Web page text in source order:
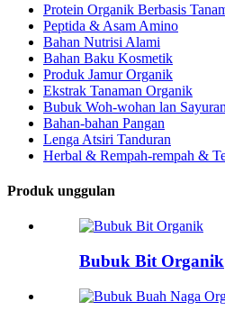
Protein Organik Berbasis
Peptida & Asam Amino
Bahan Nutrisi Alami
Bahan Baku Kosmetik
Produk Jamur Organik
Ekstrak Tanaman Organik
Bubuk Woh-wohan lan Sayuran
Bahan-bahan Pangan
Lenga Atsiri Tanduran
Herbal & Rempah-rempah &
Produk unggulan
Bubuk Bit Organik